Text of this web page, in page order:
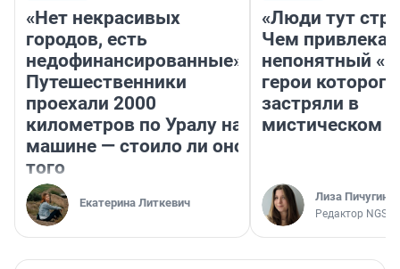
«Нет некрасивых
городов, есть
недофинансированные».
Путешественники
проехали 2000
километров по Уралу на
машине — стоило ли оно
того
Екатерина Литкевич
«Люди тут
Чем
непонятный
герои которого
застряли в
мистическом
Лиза Пичугина
Редактор